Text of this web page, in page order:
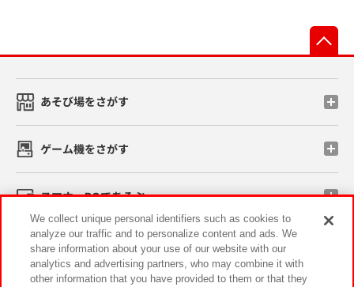
あそび場をさがす
ゲーム機をさがす
スマホ・PCであそぶ
イベント・キャンペーン
We collect unique personal identifiers such as cookies to
analyze our traffic and to personalize content and ads. We
share information about your use of our website with our
analytics and advertising partners, who may combine it with
other information that you have provided to them or that they